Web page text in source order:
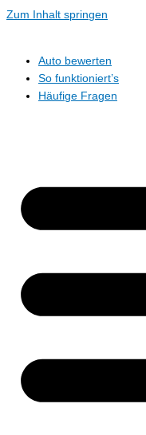
Zum Inhalt springen
Auto bewerten
So funktioniert’s
Häufige Fragen